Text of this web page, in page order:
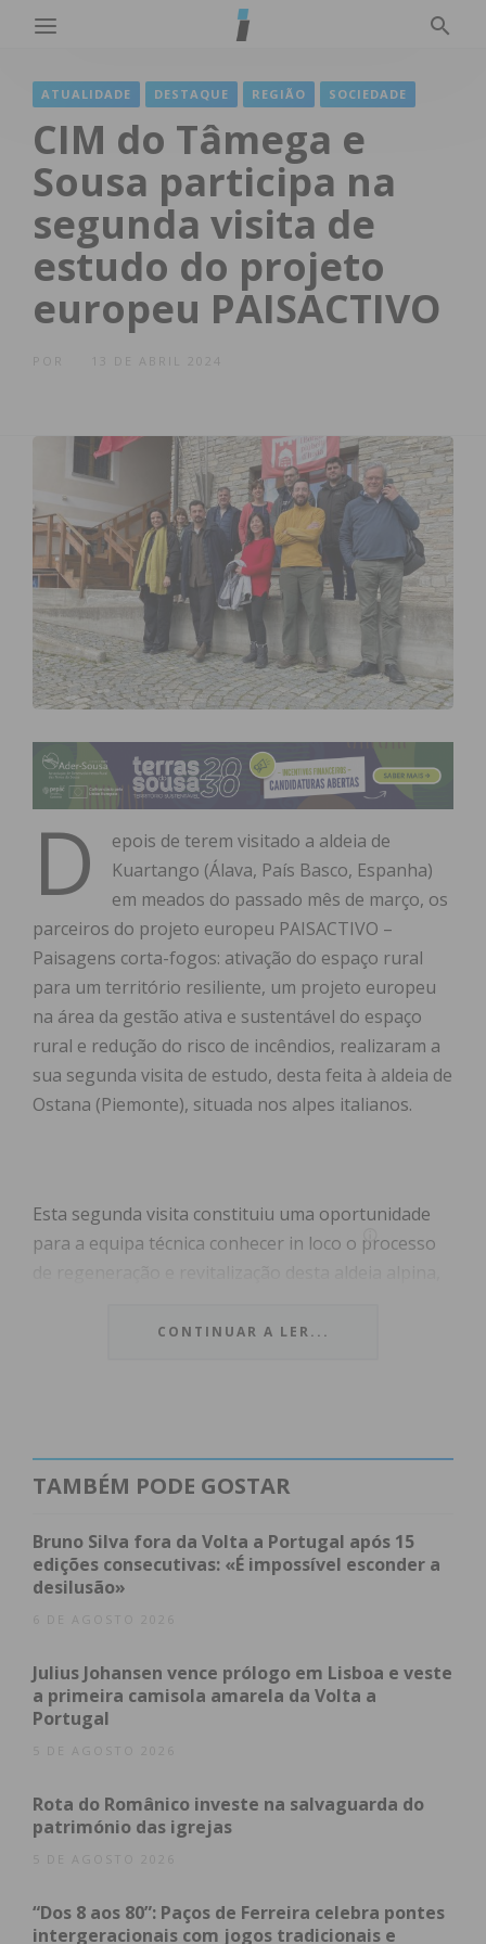
ATUALIDADE DESTAQUE REGIÃO SOCIEDADE
CIM do Tâmega e
Sousa participa na
segunda visita de
estudo do projeto
europeu PAISACTIVO
13 DE ABRIL 2024
D
epois de terem visitado a aldeia de
Kuartango (Álava, País Basco, Espanha)
em meados do passado mês de março, os
parceiros do projeto europeu PAISACTIVO –
Paisagens corta-fogos: ativação do espaço rural
para um território resiliente, um projeto europeu
na área da gestão ativa e sustentável do espaço
rural e redução do risco de incêndios, realizaram a
sua segunda visita de estudo, desta feita à aldeia de
Ostana (Piemonte), situada nos alpes italianos.
Esta segunda visita constituiu uma oportunidade
para a equipa técnica conhecer in loco o processo
últimas quatro décadas, e que é considerada uma
e Almofrela (Baião, Portugal).
Ostana é uma pequena aldeia dos Alpes italianos,
na região do Piemonte, situada a 1300 metros
acima do nível do mar. No século passado, sofreu
um forte processo de despovoamento, passando
a esta realidade, foi ativado um plano inovador de
repovoamento, assente no trabalho da
habitantes e cerca de 500 turistas durante a época
estival.
por considerar a montanha não apenas como um
CONTINUAR A LER...
TAMBÉM PODE GOSTAR
Bruno Silva fora da Volta a Portugal após 15
edições consecutivas: «É impossível esconder a
desilusão»
6 DE AGOSTO 2026
Julius Johansen vence prólogo em Lisboa e veste
a primeira camisola amarela da Volta a
Portugal
5 DE AGOSTO 2026
Rota do Românico investe na salvaguarda do
património das igrejas
5 DE AGOSTO 2026
“Dos 8 aos 80”: Paços de Ferreira celebra pontes
intergeracionais com jogos tradicionais e